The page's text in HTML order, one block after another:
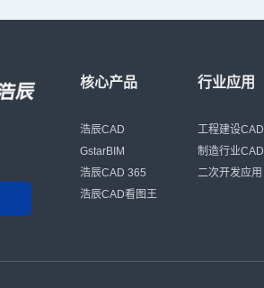
核心产品
浩辰CAD
GstarBIM
浩辰CAD 365
浩辰CAD看图王
行业应用
工程建设CAD
制造行业CAD
二次开发应用